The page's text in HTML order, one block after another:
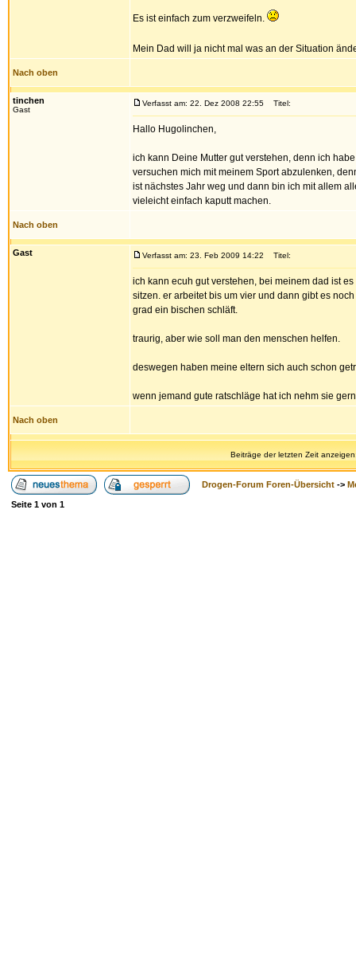
Es ist einfach zum verzweifeln.
Mein Dad will ja nicht mal was an der Situation
Nach oben
tinchen
Gast
Verfasst am: 22. Dez 2008 22:55 Titel:
Hallo Hugolinchen,
ich kann Deine Mutter gut verstehen, denn ich
versuchen mich mit meinem Sport abzulenken,
ist nächstes Jahr weg und dann bin ich mit allem
vieleicht einfach kaputt machen.
Nach oben
Gast Verfasst am: 23. Feb 2009 14:22 Titel:
ich kann ecuh gut verstehen, bei meinem dad ist
sitzen. er arbeitet bis um vier und dann gibt es
grad ein bischen schläft.
traurig, aber wie soll man den menschen helfen.
deswegen haben meine eltern sich auch schon
wenn jemand gute ratschläge hat ich nehm sie
Nach oben
Beiträge der letzten Zeit
Drogen-Forum Foren-Übersicht ->
Seite 1 von 1